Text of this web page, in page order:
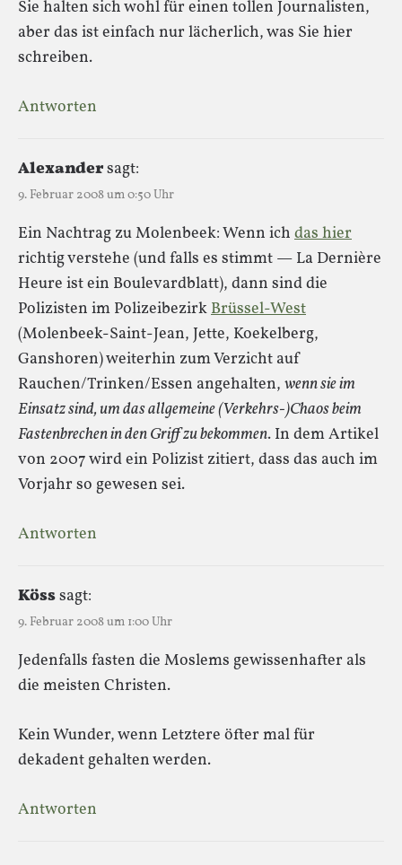
Sie halten sich wohl für einen tollen Journalisten,
aber das ist einfach nur lächerlich, was Sie hier
schreiben.
Antworten
Alexandersagt:
9. Februar 2008 um 0:50 Uhr
Ein Nachtrag zu Molenbeek: Wenn ich das hier
richtig verstehe (und falls es stimmt — La Dernière
Heure ist ein Boulevardblatt), dann sind die
Polizisten im PolizeibezirkBrüssel-West
(Molenbeek-Saint-Jean, Jette, Koekelberg,
Ganshoren) weiterhin zum Verzicht auf
Rauchen/Trinken/Essen angehalten, wenn sie im
Einsatz sind, um das allgemeine (Verkehrs-)Chaos beim
Fastenbrechen in den Griff zu bekommen. In dem Artikel
von 2007 wird ein Polizist zitiert, dass das auch im
Vorjahr so gewesen sei.
Antworten
Kösssagt:
9. Februar 2008 um 1:00 Uhr
Jedenfalls fasten die Moslems gewissenhafter als
die meisten Christen.
Kein Wunder, wenn Letztere öfter mal für
dekadent gehalten werden.
Antworten